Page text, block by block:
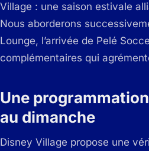
Village : une saison estivale
Nous aborderons
Lounge, l’arrivée de Pelé
complémentaires qui
Une
au dimanche
Disney Village propose une